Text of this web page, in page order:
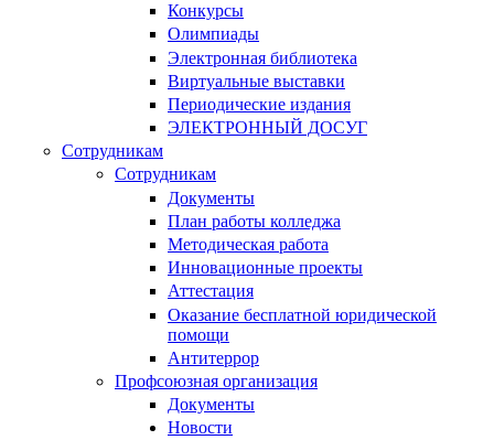
Конкурсы
Олимпиады
Электронная библиотека
Виртуальные выставки
Периодические издания
ЭЛЕКТРОННЫЙ ДОСУГ
Сотрудникам
Сотрудникам
Документы
План работы колледжа
Методическая работа
Инновационные проекты
Аттестация
Оказание бесплатной юридической
помощи
Антитеррор
Профсоюзная организация
Документы
Новости